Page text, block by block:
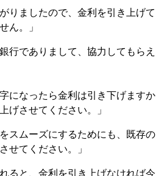
りましたので、金利を引き上げて
ん。」
行でありまして、協力してもらえ
になったら金利は引き下げますか
げさせてください。」
スムーズにするためにも、既存の
せてください。」
ると、金利を引き上げなければ今